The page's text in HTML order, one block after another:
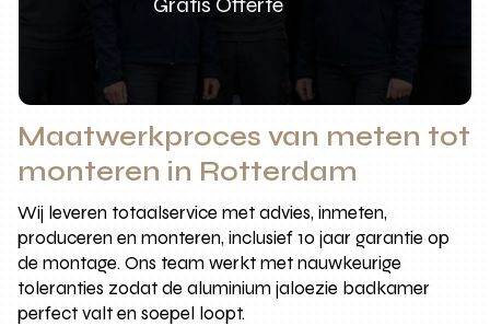
Maatwerkproces van meten tot
monteren in Rotterdam
Wij leveren totaalservice met advies, inmeten,
produceren en monteren, inclusief 10 jaar garantie op
de montage. Ons team werkt met nauwkeurige
toleranties zodat de aluminium jaloezie badkamer
perfect valt en soepel loopt.